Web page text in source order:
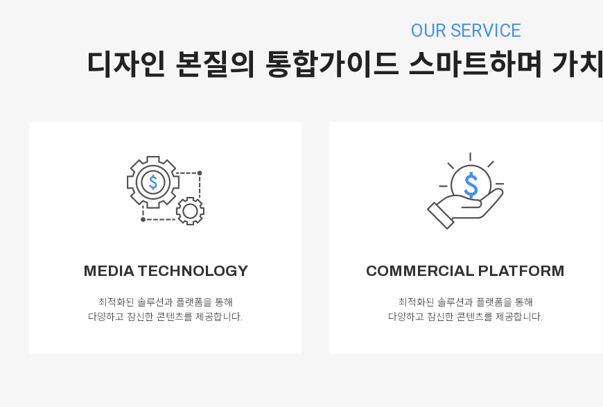
OUR SERVICE
디자인 본질의 통합가이드 스마트하며 가
MEDIA TECHNOLOGY
최적화된 솔루션과 플랫폼을 통해
다양하고 참신한 콘텐츠를 제공합니다.
COMMERCIAL PLATFORM
최적화된 솔루션과 플랫폼을 통해
다양하고 참신한 콘텐츠를 제공합니다.